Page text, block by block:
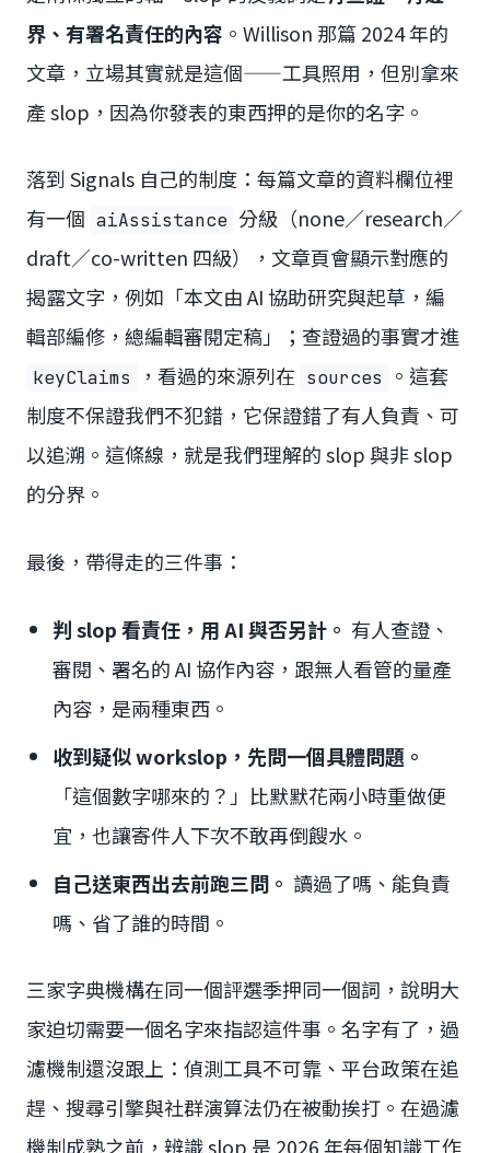
界、有署名責任的內容 。Willison 那篇 2024 年的
文章，立場其實就是這個——工具照用，但別拿來
產 slop，因為你發表的東西押的是你的名字。
落到 Signals 自己的制度：每篇文章的資料欄位裡
有一個 aiAssistance 分級（none／research／
draft／co-written 四級），文章頁會顯示對應的
揭露文字，例如「本文由 AI 協助研究與起草，編
輯部編修，總編輯審閱定稿」；查證過的事實才進
keyClaims ，看過的來源列在 sources
。這套
制度不保證我們不犯錯，它保證錯了有人負責、可
以追溯。這條線，就是我們理解的 slop 與非 slop
的分界。
最後，帶得走的三件事：
判 slop 看責任，用 AI 與否另計。 有人查證、
審閱、署名的 AI 協作內容，跟無人看管的量產
內容，是兩種東西。
收到疑似 workslop，先問一個具體問題。
「這個數字哪來的？」比默默花兩小時重做便
宜，也讓寄件人下次不敢再倒餿水。
自己送東西出去前跑三問。 讀過了嗎、能負責
嗎、省了誰的時間。
三家字典機構在同一個評選季押同一個詞，說明大
家迫切需要一個名字來指認這件事。名字有了，過
濾機制還沒跟上：偵測工具不可靠、平台政策在追
趕、搜尋引擎與社群演算法仍在被動挨打。在過濾
機制成熟之前，辨識 slop 是 2026 年每個知識工作